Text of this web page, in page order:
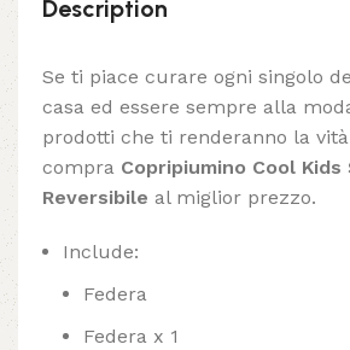
Description
Se ti piace curare ogni singolo
casa ed essere sempre alla
prodotti che ti renderanno la
compra Copripiumino Cool Kids
Reversibile al miglior prezzo.
Include:
Federa
Federa x 1